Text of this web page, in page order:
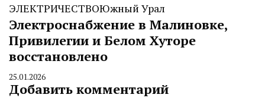
ЭЛЕКТРИЧЕСТВОЮжный Урал
Электроснабжение в Малиновке,
Привилегии и Белом Хуторе
восстановлено
By
CHELINDUSTRY
25.01.2026
Добавить комментарий